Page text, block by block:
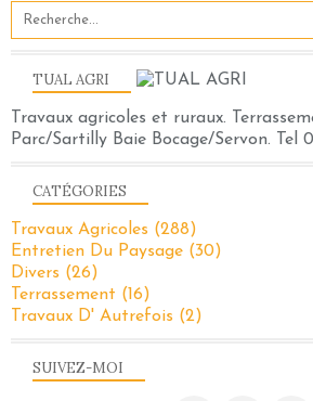
SUIVEZ-MOI
TUAL AGRI
Travaux agricoles et ruraux.
Parc/Sartilly Baie Bocage/Servon. Tel
CATÉGORIES
Travaux Agricoles (288)
Entretien Du Paysage (30)
Divers (26)
Terrassement (16)
Travaux D' Autrefois (2)